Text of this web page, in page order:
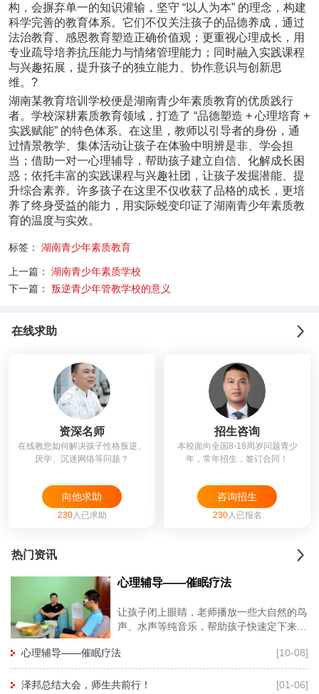
构，会摒弃单一的知识灌输，坚守 “以人为本” 的理念，构建
科学完善的教育体系。它们不仅关注孩子的品德养成，通过
法治教育、感恩教育塑造正确价值观；更重视心理成长，用
专业疏导培养抗压能力与情绪管理能力；同时融入实践课程
与兴趣拓展，提升孩子的独立能力、协作意识与创新思
维。 ?
湖南某教育培训学校便是湖南青少年素质教育的优质践行
者。学校深耕素质教育领域，打造了 “品德塑造 + 心理培育 +
实践赋能” 的特色体系。在这里，教师以引导者的身份，通
过情景教学、集体活动让孩子在体验中明辨是非、学会担
当；借助一对一心理辅导，帮助孩子建立自信、化解成长困
惑；依托丰富的实践课程与兴趣社团，让孩子发掘潜能、提
升综合素养。许多孩子在这里不仅收获了品格的成长，更培
养了终身受益的能力，用实际蜕变印证了湖南青少年素质教
育的温度与实效。
标签： 湖南青少年素质教育
上一篇：
湖南青少年素质学校
下一篇：
叛逆青少年管教学校的意义
在线求助
资深名师
在线教您如何解决孩子性格叛逆、
厌学、沉迷网络等问题？
向他求助
230人已求助
招生咨询
本校面向全国8-18周岁问题青少
年，常年招生，签订合同！
咨询招生
230人已报名
热门资讯
心理辅导——催眠疗法
让孩子闭上眼睛，老师播放一些大自然的鸟
声、水声等纯音乐，帮助孩子快速定下来，
利于心理老师深度进入孩子的
心理辅导——催眠疗法 [10-08]
泽邦总结大会，师生共前行！ [01-06]